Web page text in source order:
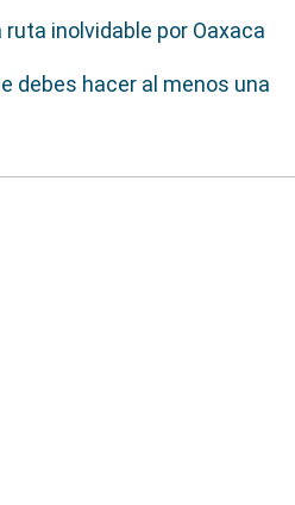
inolvidable por Oaxaca
debes hacer al menos una